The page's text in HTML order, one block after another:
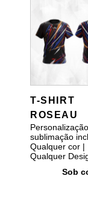
T-SHIRT
ROSEAU
sublimação
Qualquer cor |
Qualquer
Sob